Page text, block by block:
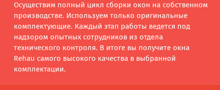
Осуществим полный цикл сборки окон на собственном
производстве. Используем только оригинальные
комплектующие. Каждый этап работы ведется под
надзором опытных сотрудников из отдела
технического контроля. В итоге вы получите окна
Rehau самого высокого качества в выбранной
комплектации.